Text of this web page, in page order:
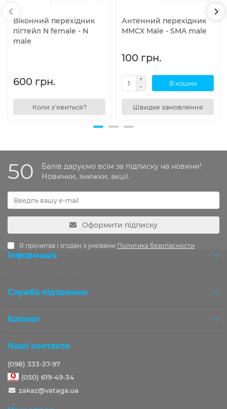
Віконний перехідник
пігтейл N female - N
male
600 грн.
Коли з'явиться?
Антенний перехідник
MMCX Male - SMA male
100 грн.
В кошик
Швидке замовлення
50
Балів даруємо всім за підписку на новини!
Новинки, знижки, акції.
Оформити підписку
Я прочитав і згоден з умовами Политика безопасности
Інформація
Служба підтримки
Каталог
Наші контакти
(098) 333-37-97
(050) 619-49-34
zakaz@vataga.ua